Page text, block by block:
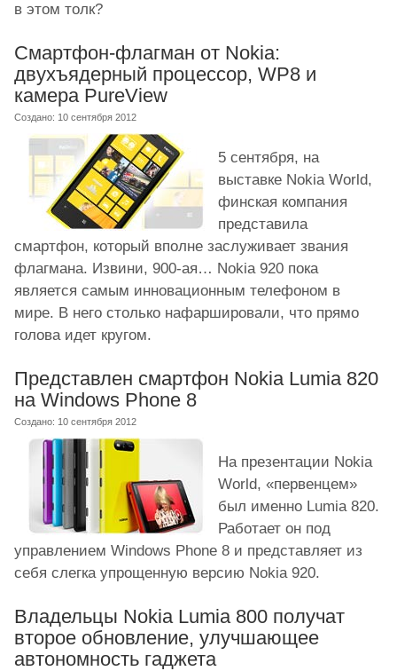
в этом толк?
Смартфон-флагман от Nokia:
двухъядерный процессор, WP8 и
камера PureView
Создано: 10 сентября 2012
5 сентября, на
выставке Nokia World,
финская компания
представила
смартфон, который вполне заслуживает звания
флагмана. Извини, 900-ая… Nokia 920 пока
является самым инновационным телефоном в
мире. В него столько нафаршировали, что прямо
голова идет кругом.
Представлен смартфон Nokia Lumia 820
на Windows Phone 8
Создано: 10 сентября 2012
На презентации Nokia
World, «первенцем»
был именно Lumia 820.
Работает он под
управлением Windows Phone 8 и представляет из
себя слегка упрощенную версию Nokia 920.
Владельцы Nokia Lumia 800 получат
второе обновление, улучшающее
автономность гаджета